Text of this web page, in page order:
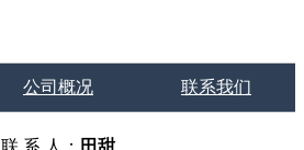
公司概况 联系我们